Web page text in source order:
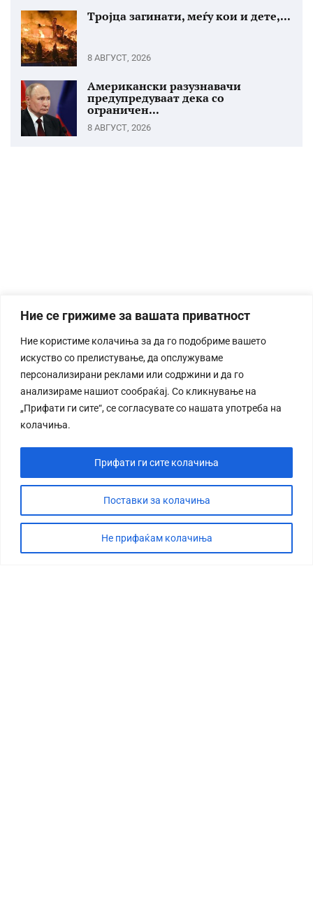
Ние се грижиме за вашата приватност
Ние користиме колачиња за да го подобриме вашето
искуство со прелистување, да опслужуваме
персонализирани реклами или содржини и да го
анализираме нашиот сообраќај. Со кликнување на
„Прифати ги сите“, се согласувате со нашата употреба на
колачиња.
Поставки за колачиња
Не прифаќам колачиња
Прифати ги сите колачиња
Тројца загинати, меѓу кои и дете,...
8 АВГУСТ, 2026
Американски разузнавачи
предупредуваат дека со
ограничен...
8 АВГУСТ, 2026